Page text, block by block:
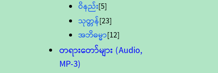
ဝိနည်း[5]
သုတ္တန်[23]
အဘိဓမ္မာ[12]
တရားတော်များ (Audio,
MP-3)